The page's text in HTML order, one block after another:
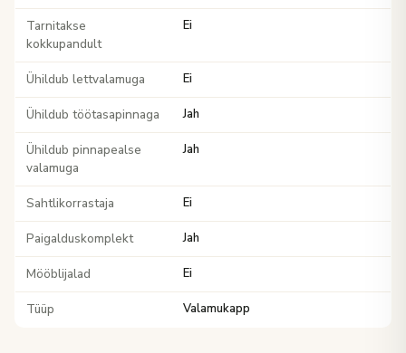
Tarnitakse
kokkupandult
Ei
Ühildub lettvalamuga Ei
Ühildub töötasapinnaga Jah
Ühildub pinnapealse
valamuga
Jah
Sahtlikorrastaja Ei
Paigalduskomplekt Jah
Mööblijalad Ei
Tüüp Valamukapp